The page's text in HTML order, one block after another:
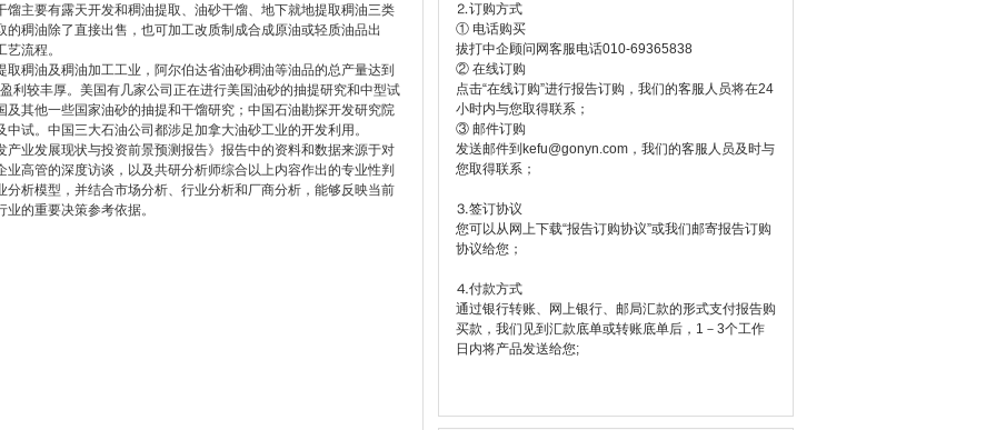
主要有露天开发和稠油提取、油砂干馏、地下就地提取稠油三类
稠油除了直接出售，也可加工改质制成合成原油或轻质油品出
流程。
稠油及稠油加工工业，阿尔伯达省油砂稠油等油品的总产量达到
利较丰厚。美国有几家公司正在进行美国油砂的抽提研究和中型试
其他一些国家油砂的抽提和干馏研究；中国石油勘探开发研究院
试。中国三大石油公司都涉足加拿大油砂工业的开发利用。
业发展现状与投资前景预测报告》报告中的资料和数据来源于对
高管的深度访谈，以及共研分析师综合以上内容作出的专业性判
析模型，并结合市场分析、行业分析和厂商分析，能够反映当前
的重要决策参考依据。
⒉订购方式
① 电话购买
拔打中企顾问网客服电话010-69365838
② 在线订购
点击“在线订购”进行报告订购，我们的客服人员将在24
小时内与您取得联系；
③ 邮件订购
发送邮件到kefu@gonyn.com，我们的客服人员及时与
您取得联系；
⒊签订协议
您可以从网上下载“报告订购协议”或我们邮寄报告订购
协议给您；
⒋付款方式
通过银行转账、网上银行、邮局汇款的形式支付报告购
买款，我们见到汇款底单或转账底单后，1－3个工作
日内将产品发送给您;